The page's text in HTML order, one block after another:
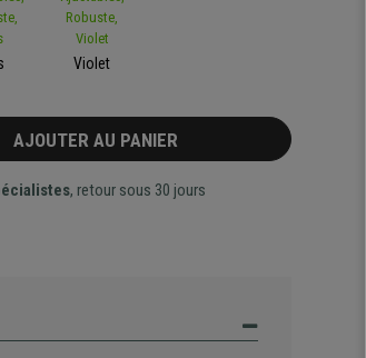
Violet
AJOUTER AU PANIER
, retour sous 30 jours